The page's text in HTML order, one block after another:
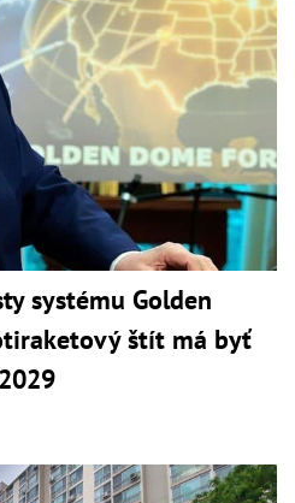
systému Golden
štít má byť